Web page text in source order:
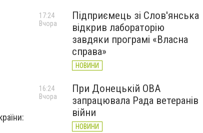
Підприємець зі Слов'янська
відкрив лабораторію
завдяки програмі «Власна
справа»
НОВИНИ
17:24
Вчора
При Донецькій ОВА
запрацювала Рада ветеранів
війни
НОВИНИ
16:24
Вчора